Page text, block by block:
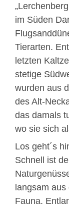
im Süden
Tierarten.
letzten
stetige
wurden aus
des Alt-
das damals
wo sie sich
Los geht´s
Schnell ist
langsam
Fauna.